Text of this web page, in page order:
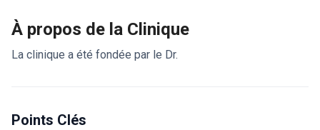
À propos de la Clinique
La clinique a été fondée par le Dr.
Points Clés